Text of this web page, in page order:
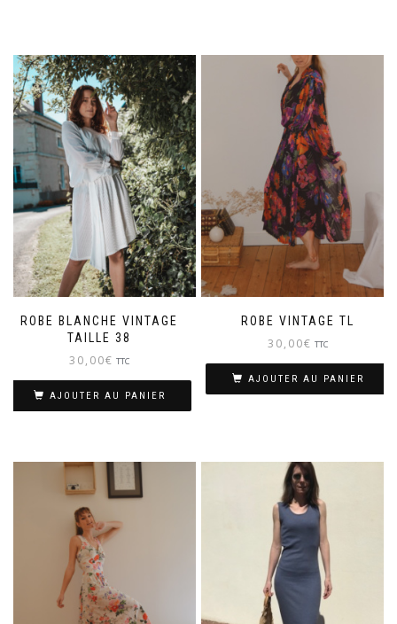
ROBE BLANCHE VINTAGE
TAILLE 38
30,00€ TTC
AJOUTER AU PANIER
ROBE VINTAGE TL
30,00€ TTC
AJOUTER AU PANIER